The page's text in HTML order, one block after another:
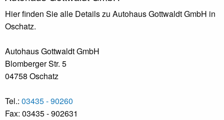
Hier finden Sie alle Details zu Autohaus Gottwaldt GmbH in
Oschatz.
Autohaus Gottwaldt GmbH
Blomberger Str. 5
04758 Oschatz
Tel.: 03435 - 90260
Fax: 03435 - 902631